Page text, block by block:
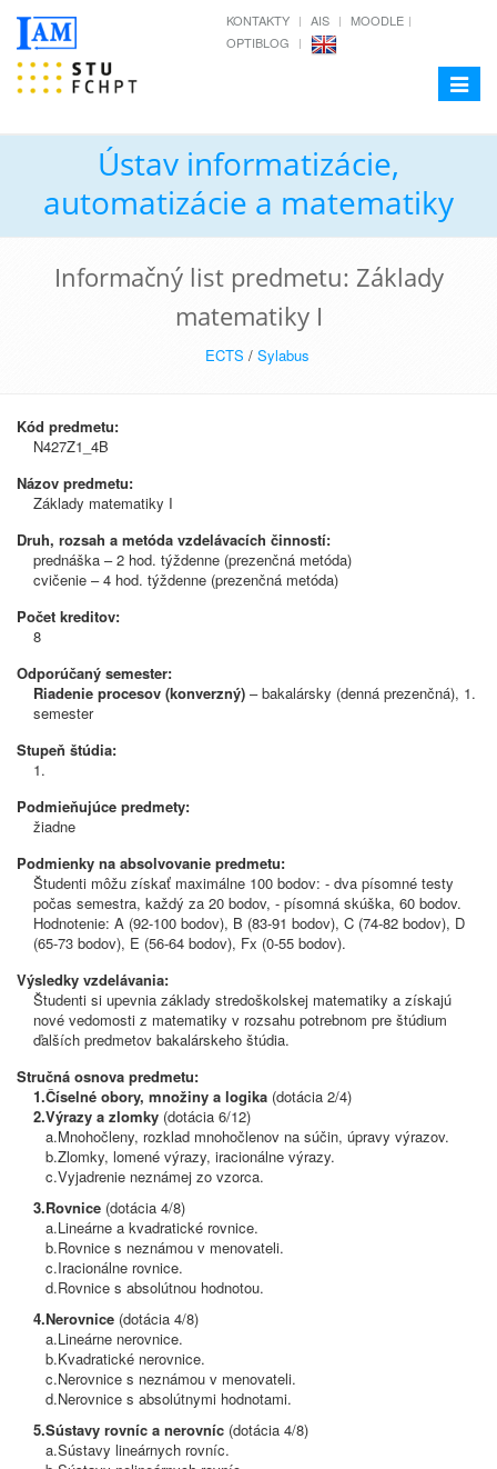
KONTAKTY AIS
MOODLE
OPTIBLOG
Toggle
Ústav informatizácie,
automatizácie a matematiky
Informačný list predmetu: Základy
matematiky I
ECTS / Sylabus
Kód predmetu:
N427Z1_4B
Názov predmetu:
Základy matematiky I
Druh, rozsah a metóda vzdelávacích činností:
prednáška – 2 hod. týždenne (prezenčná metóda)
cvičenie – 4 hod. týždenne (prezenčná metóda)
Počet kreditov:
8
Odporúčaný semester:
Riadenie procesov (konverzný) – bakalársky (denná prezenčná), 1.
semester
Stupeň štúdia:
1.
Podmieňujúce predmety:
žiadne
Podmienky na absolvovanie predmetu:
Študenti môžu získať maximálne 100 bodov: - dva písomné testy
počas semestra, každý za 20 bodov, - písomná skúška, 60 bodov.
Hodnotenie: A (92-100 bodov), B (83-91 bodov), C (74-82 bodov), D
(65-73 bodov), E (56-64 bodov), Fx (0-55 bodov).
Výsledky vzdelávania:
Študenti si upevnia základy stredoškolskej matematiky a získajú
nové vedomosti z matematiky v rozsahu potrebnom pre štúdium
ďalších predmetov bakalárskeho štúdia.
Stručná osnova predmetu:
1.Číselné obory, množiny a logika (dotácia 2/4)
2.Výrazy a zlomky (dotácia 6/12)
a.Mnohočleny, rozklad mnohočlenov na súčin, úpravy výrazov.
b.Zlomky, lomené výrazy, iracionálne výrazy.
c.Vyjadrenie neznámej zo vzorca.
3.Rovnice (dotácia 4/8)
a.Lineárne a kvadratické rovnice.
b.Rovnice s neznámou v menovateli.
c.Iracionálne rovnice.
d.Rovnice s absolútnou hodnotou.
4.Nerovnice (dotácia 4/8)
a.Lineárne nerovnice.
b.Kvadratické nerovnice.
c.Nerovnice s neznámou v menovateli.
d.Nerovnice s absolútnymi hodnotami.
5.Sústavy rovníc a nerovníc (dotácia 4/8)
a.Sústavy lineárnych rovníc.